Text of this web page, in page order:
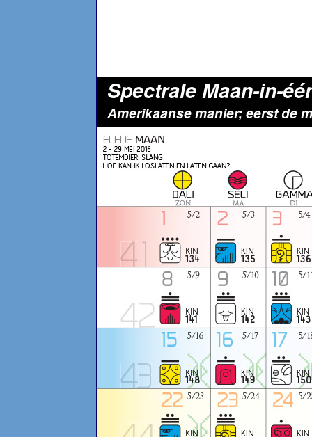
Spectrale Maan-in-
Amerikaanse manier; eerst de